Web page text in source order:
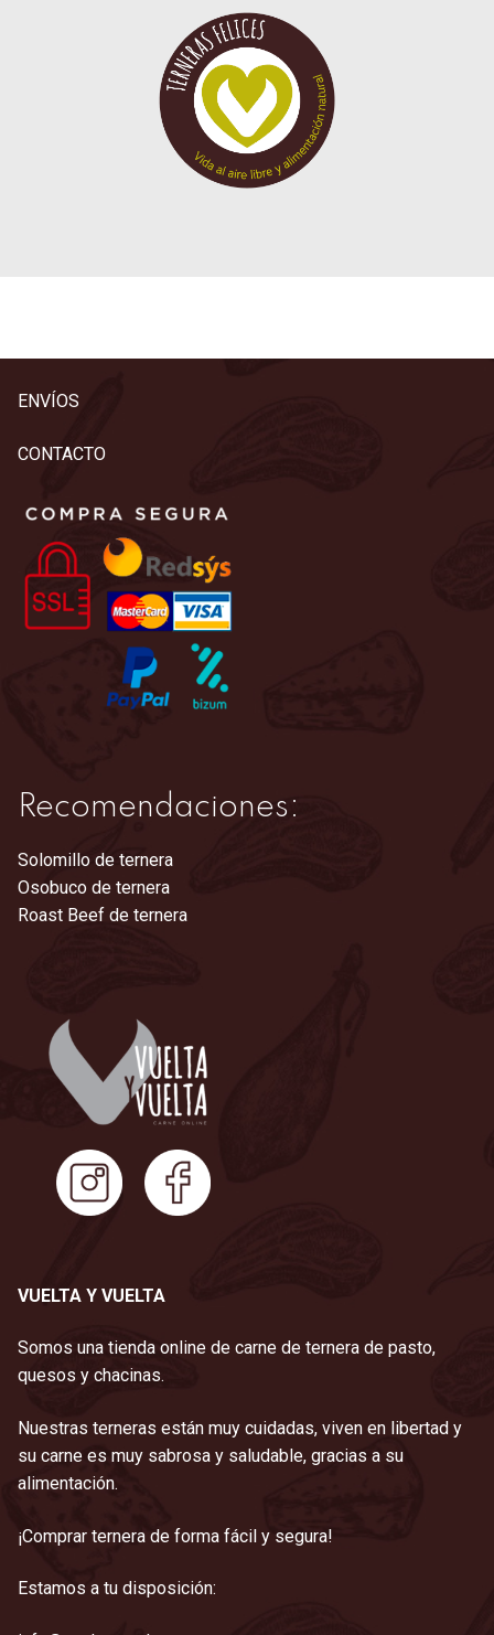
ENVÍOS
CONTACTO
Recomendaciones:
Solomillo de ternera
Osobuco de ternera
Roast Beef de ternera
VUELTA Y VUELTA
Somos una tienda online de carne de ternera de pasto,
quesos y chacinas.
Nuestras terneras están muy cuidadas, viven en libertad y
su carne es muy sabrosa y saludable, gracias a su
alimentación.
¡Comprar ternera de forma fácil y segura!
Estamos a tu disposición: